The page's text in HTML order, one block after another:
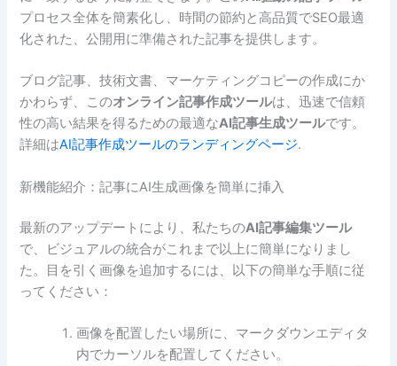
プロセス全体を簡素化し、時間の節約と高品質でSEO最適
化された、公開用に準備された記事を提供します。
ブログ記事、技術文書、マーケティングコピーの作成にか
かわらず、このオンライン記事作成ツールは、迅速で信頼
性の高い結果を得るための最適なAI記事生成ツールです。
詳細はAI記事作成ツールのランディングページ.
新機能紹介：記事にAI生成画像を簡単に挿入
最新のアップデートにより、私たちのAI記事編集ツール
で、ビジュアルの統合がこれまで以上に簡単になりまし
た。目を引く画像を追加するには、以下の簡単な手順に従
ってください：
画像を配置したい場所に、マークダウンエディタ
内でカーソルを配置してください。